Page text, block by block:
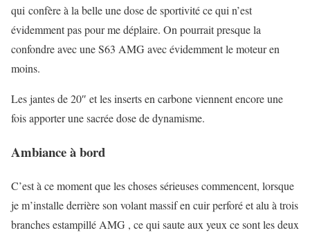
qui confère à la belle une dose de sportivité ce qui n’est
évidemment pas pour me déplaire. On pourrait presque la
confondre avec une S63 AMG avec évidemment le moteur en
moins.
Les jantes de 20″ et les inserts en carbone viennent encore une
fois apporter une sacrée dose de dynamisme.
Ambiance à bord
C’est à ce moment que les choses sérieuses commencent, lorsque
je m’installe derrière son volant massif en cuir perforé et alu à trois
branches estampillé AMG , ce qui saute aux yeux ce sont les deux